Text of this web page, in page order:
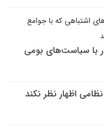
اشتباهی که با جوامع
با سیاست‌های بومی
اظهار نظر نکند